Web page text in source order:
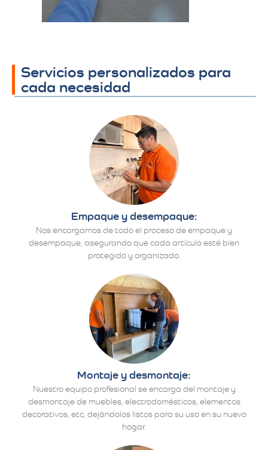
detalles finales.​
Servicios personalizados para
cada necesidad
Empaque y desempaque:
Nos encargamos de todo el proceso de empaque y
desempaque, asegurando que cada artículo esté bien
protegido y organizado.
Montaje y desmontaje:
Nuestro equipo profesional se encarga del montaje y
desmontaje de muebles, electrodomésticos, elementos
decorativos, etc, dejándolos listos para su uso en su nuevo
hogar.